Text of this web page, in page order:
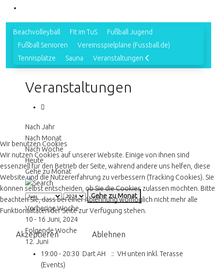
Beachvolleyball Fit im TuS
Fußball Jugend
Fußball Senioren
Vereinsspielpläne (Fussball.de)
Tennisplätze
Sauna Veranstaltungen
Veranstaltungen
Nach Jahr
Nach Monat
Nach Woche
Heute
Gehe zu Monat
Gehe zu Monat
Vorherige Woche
10 - 16 Juni, 2024
Folgende Woche
12. Juni
19:00 - 20:30 Dart AH
:: VH unten inkl. Terasse
(Events)
Wir benutzen Cookies
Wir nutzen Cookies auf unserer Website. Einige von ihnen sind
essenziell für den Betrieb der Seite, während andere uns helfen, diese
Website und die Nutzererfahrung zu verbessern (Tracking Cookies). Sie
können selbst entscheiden, ob Sie die Cookies zulassen möchten. Bitte
beachten Sie, dass bei einer Ablehnung womöglich nicht mehr alle
Funktionalitäten der Seite zur Verfügung stehen.
Akzeptieren Ablehnen